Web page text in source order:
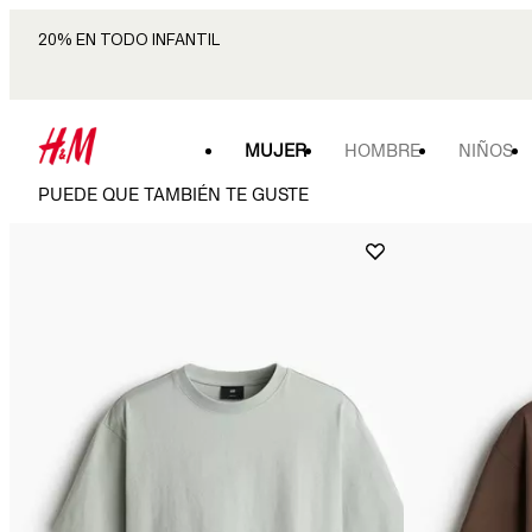
20% EN TODO INFANTIL
MUJER HOMBRE NIÑOS
PUEDE QUE TAMBIÉN TE GUSTE